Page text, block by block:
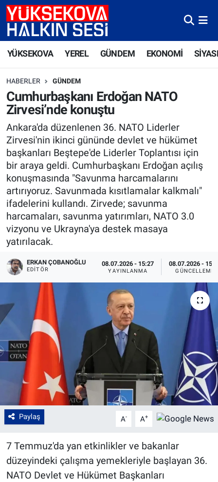
YÜKSEKOVA YEREL GÜNDEM EKONOMİ
HABERLER GÜNDEM
Cumhurbaşkanı Erdoğan NATO
Zirvesi’nde konuştu
Ankara'da düzenlenen 36. NATO Liderler
Zirvesi'nin ikinci gününde devlet ve hükümet
başkanları Beştepe'de Liderler Toplantısı için
bir araya geldi. Cumhurbaşkanı Erdoğan açılış
konuşmasında "Savunma harcamalarını
artırıyoruz. Savunmada kısıtlamalar kalkmalı"
ifadelerini kullandı. Zirvede; savunma
harcamaları, savunma yatırımları, NATO 3.0
vizyonu ve Ukrayna'ya destek masaya
yatırılacak.
ERKAN ÇOBANOĞLU
EDITÖR
08.07.2026 - 15:27
YAYINLANMA
08.07.2026 -
GÜNCELLEME
Paylaş A- A+
7 Temmuz'da yan etkinlikler ve bakanlar
düzeyindeki çalışma yemekleriyle başlayan 36.
NATO Devlet ve Hükümet Başkanları
Yüksekova Nöbetçi Eczaneler
Süper Lig Puan Durumu ve Fikstür
Tüm Manşetler
Son Dakika Haberleri
Haber Arşivi